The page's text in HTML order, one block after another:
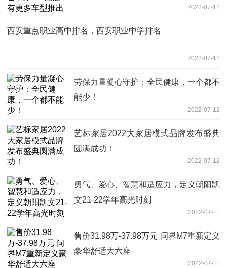
2022-07-12
西安重点职业高中排名，西安职业中学排名
2022-07-12
劳保力量凝心守护：全民健康，一个都不
能少！
2022-07-12
艺标家居2022大家居模式品牌发布盛典
圆满成功！
2022-07-12
勇气、爱心、智慧和适应力，定义朝阳凯
文21-22学年高光时刻
2022-07-11
售价31.98万-37.98万元 问界M7重新定义
豪华舒适大六座
2022-07-11